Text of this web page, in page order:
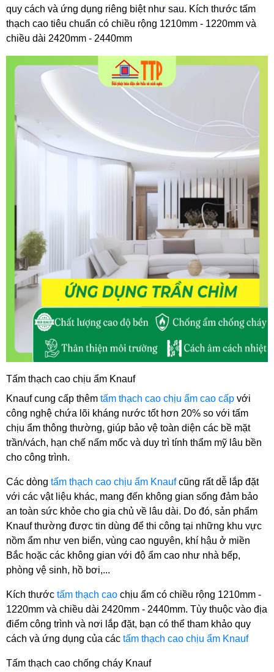
quy cách và ứng dụng riêng biệt như sau. Kích thước tấm
thạch cao tiêu chuẩn có chiều rộng 1210mm - 1220mm và
chiều dài 2420mm - 2440mm
Tấm thạch cao chịu ẩm Knauf
Knauf cung cấp thêm tấm thạch cao chịu ẩm cao cấp với
công nghệ chứa lõi kháng nước tốt hơn 20% so với tấm
chịu ẩm thông thường, giúp bảo vệ toàn diện các bề mặt
trần/vách, hạn chế nấm mốc và duy trì tính thẩm mỹ lâu bền
cho công trình.
Các dòng tấm thạch cao chịu ẩm Knauf cũng rất dễ lắp đặt
với các vật liệu khác, mang đến không gian sống đảm bảo
an toàn sức khỏe cho gia chủ về lâu dài. Do đó, sản phẩm
Knauf thường được tin dùng để thi công tại những khu vực
nồm ẩm như ven biển, vùng cao nguyên, khí hậu ở miền
Bắc hoặc các không gian với độ ẩm cao như nhà bếp,
phòng vệ sinh, hồ bơi,...
Kích thước tấm thạch cao chịu ẩm có chiều rộng 1210mm -
1220mm và chiều dài 2420mm - 2440mm. Tùy thuộc vào địa
điểm công trình và nơi lắp đặt, bạn có thể tham khảo quy
cách và ứng dụng của các tấm thạch cao chịu ẩm Knauf
Tấm thạch cao chống cháy Knauf